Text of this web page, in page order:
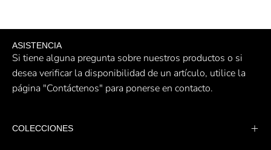
ASISTENCIA
Si tiene alguna pregunta sobre nuestros productos o si
desea verificar la disponibilidad de un artículo, utilice la
página "Contáctenos" para ponerse en contacto.
COLECCIONES